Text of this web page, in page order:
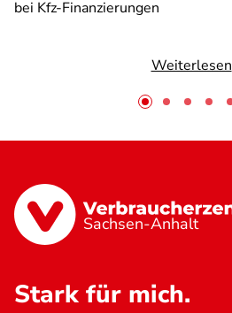
bei Kfz-Finanzierungen
Weiterlesen
Sachsen-Anhalt
Stark für mich.